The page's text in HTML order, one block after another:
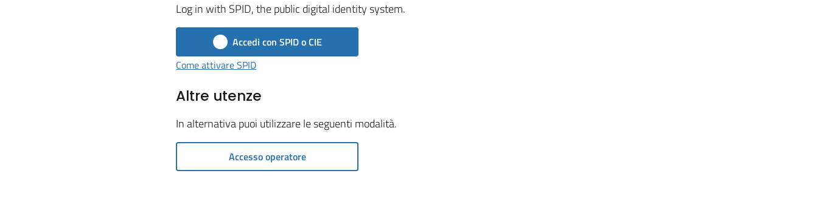
Log in with SPID, the public digital identity system.
Accedi con SPID o CIE
Come attivare SPID
Altre utenze
In alternativa puoi utilizzare le seguenti modalità.
Accesso operatore